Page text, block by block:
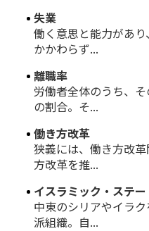
失業
働く意思と能力があ
かかわらず...
離職率
労働者全体のうち、
の割合。そ...
働き方改革
狭義には、働き方改
方改革を推...
イスラミック・ステー
中東のシリアやイラ
派組織。自...